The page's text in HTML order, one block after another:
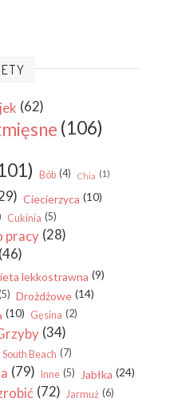
(62)
(106)
Bób (4) Chia (1)
Ciecierzyca (10)
Cukinia (5)
pracy (28)
(46)
lekkostrawna (9)
Drożdżowe (14)
(10) Gęsina (2)
(34)
South Beach (7)
(79) Inne (5) Jabłka (24)
(72) Jarmuż (6)